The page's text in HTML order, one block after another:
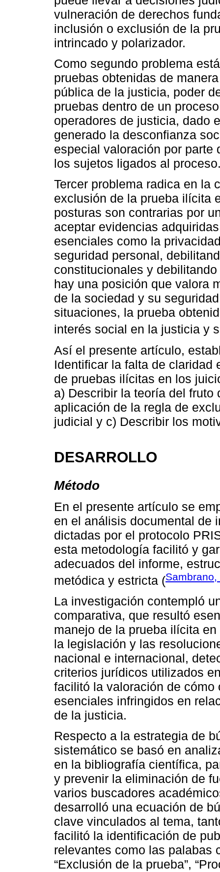
vulneración de derechos
inclusión o exclusión de la
intrincado y polarizador.
Como segundo problema
pruebas obtenidas de
pública de la justicia, poder
pruebas dentro de un
operadores de justicia, dado
generado la desconfianza
especial valoración por parte
los sujetos ligados al
Tercer problema radica en la
exclusión de la prueba ilícita
posturas son contrarias por
aceptar evidencias
esenciales como la
seguridad personal,
constitucionales y
hay una posición que valora
de la sociedad y su
situaciones, la prueba
interés social en la justicia y
Así el presente artículo,
Identificar la falta de claridad
de pruebas ilícitas en los
a) Describir la teoría del fruto
aplicación de la regla de
judicial y c) Describir los
DESARROLLO
Método
En el presente artículo se
en el análisis documental de
dictadas por el protocolo
esta metodología facilitó y
adecuados del informe,
metódica y estricta (Sambrano,
La investigación contempló
comparativa, que resultó
manejo de la prueba ilícita
la legislación y las
nacional e internacional,
criterios jurídicos utilizados
facilitó la valoración de
esenciales infringidos en
de la justicia.
Respecto a la estrategia de
sistemático se basó en
en la bibliografía científica,
y prevenir la eliminación de
varios buscadores
desarrolló una ecuación de
clave vinculados al tema,
facilitó la identificación de
relevantes como las palabas
“Exclusión de la prueba”,